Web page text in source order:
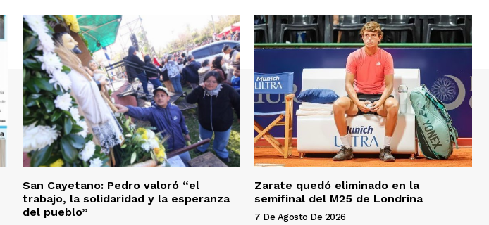
San Cayetano: Pedro valoró “el
trabajo, la solidaridad y la esperanza
del pueblo”
Zarate quedó eliminado en la
semifinal del M25 de Londrina
7 De Agosto De 2026